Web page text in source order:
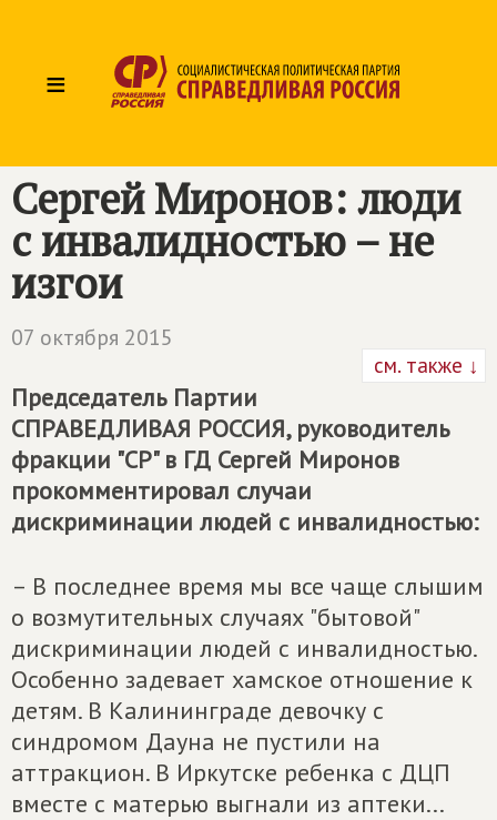
≡
Сергей Миронов: люди
с инвалидностью – не
изгои
07 октября 2015
см. также ↓
Председатель Партии
СПРАВЕДЛИВАЯ РОССИЯ, руководитель
фракции "СР" в ГД Сергей Миронов
прокомментировал случаи
дискриминации людей с инвалидностью:
– В последнее время мы все чаще слышим
о возмутительных случаях "бытовой"
дискриминации людей с инвалидностью.
Особенно задевает хамское отношение к
детям. В Калининграде девочку с
синдромом Дауна не пустили на
аттракцион. В Иркутске ребенка с ДЦП
вместе с матерью выгнали из аптеки...